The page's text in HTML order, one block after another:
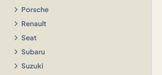
chevron_right Porsche
chevron_right Renault
chevron_right Seat
chevron_right Subaru
chevron_right Suzuki